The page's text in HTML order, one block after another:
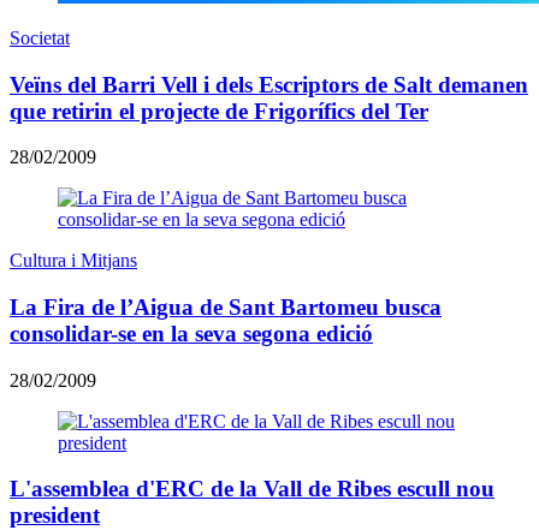
Societat
Veïns del Barri Vell i dels Escriptors de Salt demanen
que retirin el projecte de Frigorífics del Ter
28/02/2009
Cultura i Mitjans
La Fira de l’Aigua de Sant Bartomeu busca
consolidar-se en la seva segona edició
28/02/2009
L'assemblea d'ERC de la Vall de Ribes escull nou
president